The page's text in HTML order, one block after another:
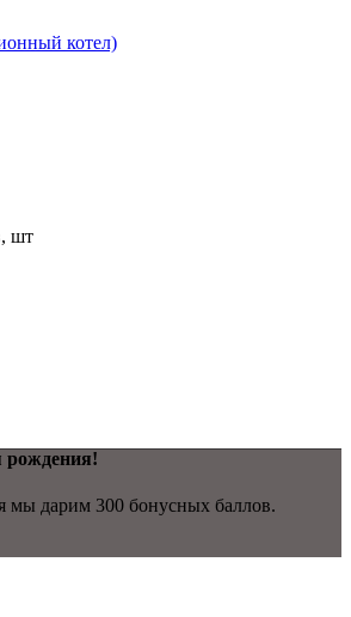
котел)
шт
рождения!
мы дарим 300 бонусных баллов.